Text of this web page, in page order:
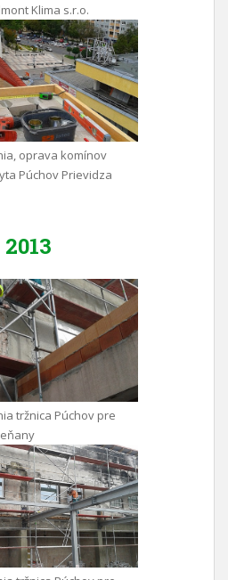
Klima s.r.o.
oprava komínov
Púchov Prievidza
2013
tržnica Púchov pre